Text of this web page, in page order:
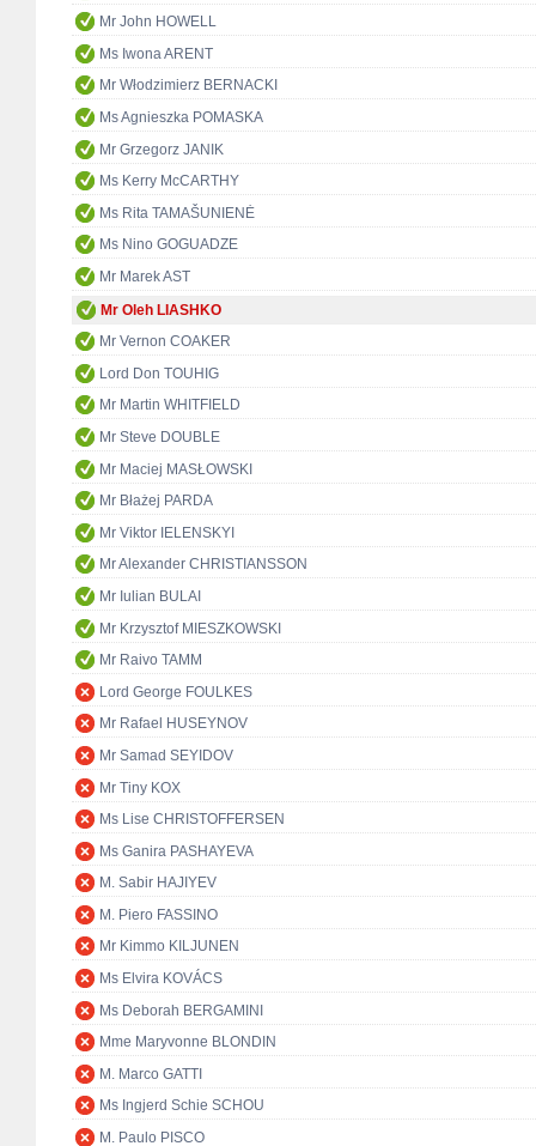
Mr John HOWELL
Ms Iwona ARENT
Mr Włodzimierz BERNACKI
Ms Agnieszka POMASKA
Mr Grzegorz JANIK
Ms Kerry McCARTHY
Ms Rita TAMAŠUNIENĖ
Ms Nino GOGUADZE
Mr Marek AST
Mr Oleh LIASHKO
Mr Vernon COAKER
Lord Don TOUHIG
Mr Martin WHITFIELD
Mr Steve DOUBLE
Mr Maciej MASŁOWSKI
Mr Błażej PARDA
Mr Viktor IELENSKYI
Mr Alexander CHRISTIANSSON
Mr Iulian BULAI
Mr Krzysztof MIESZKOWSKI
Mr Raivo TAMM
Lord George FOULKES
Mr Rafael HUSEYNOV
Mr Samad SEYIDOV
Mr Tiny KOX
Ms Lise CHRISTOFFERSEN
Ms Ganira PASHAYEVA
M. Sabir HAJIYEV
M. Piero FASSINO
Mr Kimmo KILJUNEN
Ms Elvira KOVÁCS
Ms Deborah BERGAMINI
Mme Maryvonne BLONDIN
M. Marco GATTI
Ms Ingjerd Schie SCHOU
M. Paulo PISCO